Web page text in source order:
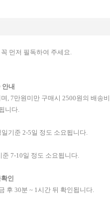
먼저 필독하여 주세요.
안내
, 7만원미만 구매시 2500원의 배송비
니다.
기준 2-5일 정도 소요됩니다.
7-10일 정도 소요됩니다.
인
후 30분 ~ 1시간 뒤 확인됩니다.